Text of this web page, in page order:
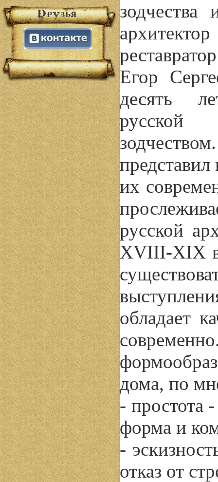
Егор
десять
русской
их
русской
XVIII-XIX
обладает
дома, по
- простота
форма и
-
отказ от